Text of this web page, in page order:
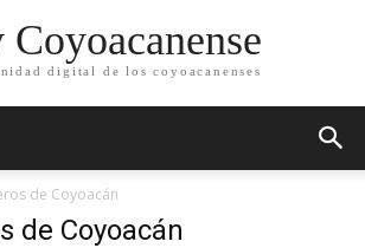
Coyoacanense
digital de los coyoacanenses
de Coyoacán
de Coyoacán